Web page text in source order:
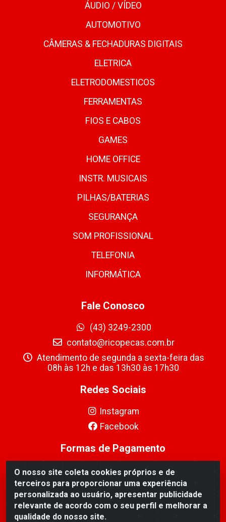
O nosso site coleta cookies próprios e de
terceiros para proporcionar uma experiência
personalizada ao usuário, apresentar publicidade
relevante de acordo com o seu perfil e melhorar a
qualidade do nosso site.
ÁUDIO / VÍDEO
AUTOMOTIVO
CÂMERAS & FECHADURAS DIGITAIS
ELETRICA
ELETRODOMESTICOS
FERRAMENTAS
FIOS E CABOS
GAMES
HOME OFFICE
INSTR. MUSICAIS
PILHAS/BATERIAS
SEGURANÇA
SOM PROFISSIONAL
TELEFONIA
INFORMÁTICA
Fale Conosco
(43) 3249-2300
contato@ricopecas.com.br
Atendimento de segunda a sexta-feira das
08h às 12h e das 13h30 às 17h30
Redes Sociais
Instagram
Facebook
Formas de Pagamento
Ricopeças Comércio de componentes Eletrônicos Ltda -
Rua Alicio Francisco Mafra, 968 - Jardim Taroba,